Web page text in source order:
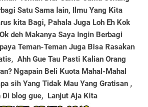
Satu Sama lain, Ilmu Yang Kita
kita Bagi, Pahala Juga Loh Eh Kok
deh Makanya Saya Ingin Berbagi
Teman-Teman Juga Bisa Rasakan
Ahh Gue Tau Pasti Kalian Orang
Ngapain Beli Kuota Mahal-Mahal
sih Yang Tidak Mau Yang Gratisan ,
Di blog gue, Lanjut Aja Kita